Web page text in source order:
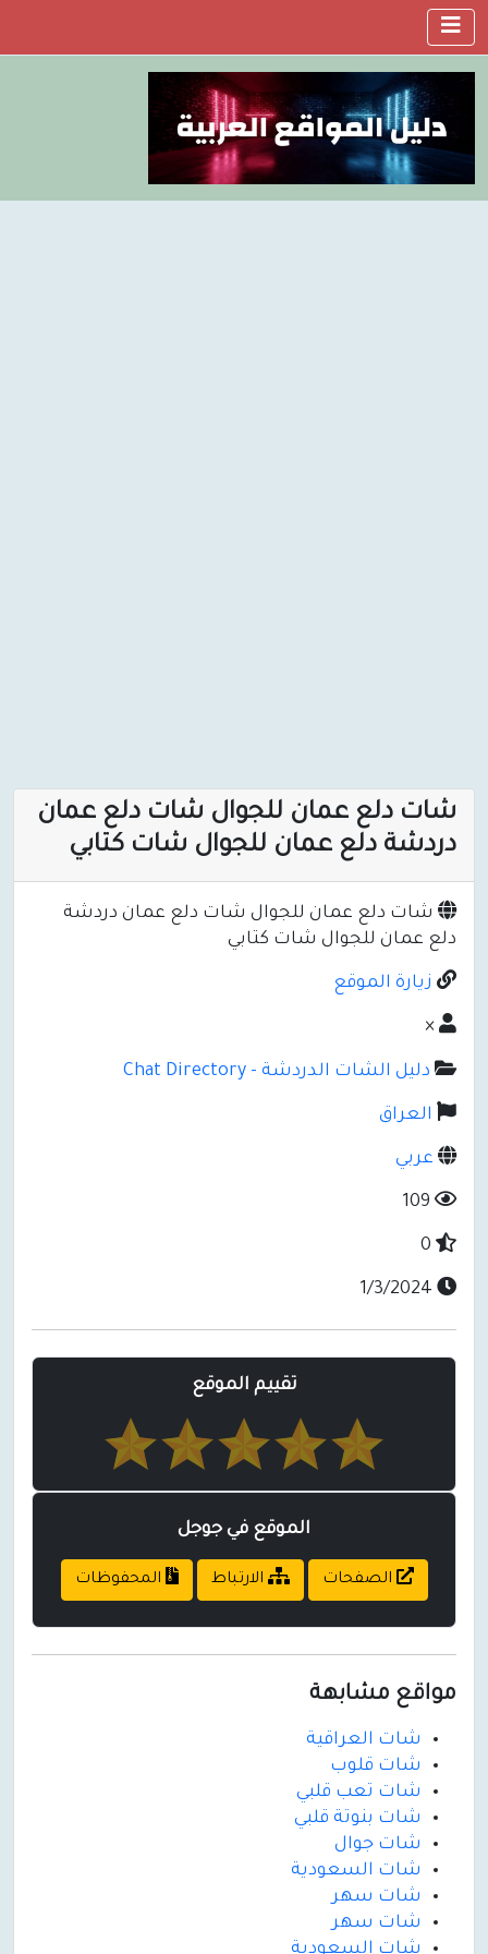
شات دلع عمان للجوال شات دلع عمان
دردشة دلع عمان للجوال شات كتابي
شات دلع عمان للجوال شات دلع عمان دردشة
دلع عمان للجوال شات كتابي
زيارة الموقع
×
دليل الشات الدردشة - Chat Directory
العراق
عربي
تقييم الموقع
الموقع في جوجل
الصفحات الارتباط المحفوظات
مواقع مشابهة
شات العراقية
شات قلوب
شات تعب قلبي
شات بنوتة قلبي
شات جوال
شات السعودية
شات سهر
شات سهر
شات السعودية